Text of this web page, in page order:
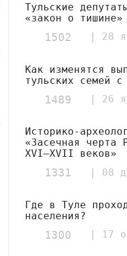
Тульские
«закон о тишине»
1502 | 28
Как изменятся
тульских семей
1489 | 26
Историко-
«Засечная черта
XVI–XVII веков»
1331 | 08
Где в Туле
населения?
1300 | 17